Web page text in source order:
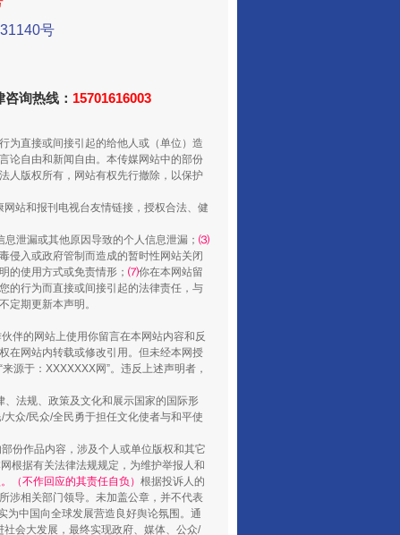
走走走！国家喊你健身啦
山西：不断增强治理腐败综合效能
号
询热线： 15701616003
为直接或间接引起的给他人或（单位）造
论自由和新闻自由。本传媒网站中的部份
人版权所有，网站有权先行撤除，以保护
站和报刊电视台友情链接，授权合法、健
息泄漏或其他原因导致的个人信息泄漏； ⑶
侵入或政府管制而造成的暂时性网站关闭
的使用方式或免责情形； ⑺你在本网站留
的行为而直接或间接引起的法律责任，与
定期更新本声明。
伴的网站上使用你留言在本网站内容和反
在网站内转载或修改引用。但未经本网授
源于：XXXXXXX网”。违反上述声明者，
、法规、政策及文化和展示国家的国际形
众/民众/全民勇于担任文化使者与和平使
份作品内容，涉及个人或单位版权和其它
根据有关法律法规规定，为维护举报人和
（不作回应的其责任自负） 根据投诉人的
涉相关部门领导。未加盖公章，并不代表
为中国向全球发展营造良好舆论氛围。通
会大发展，最终实现政府、媒体、公众/